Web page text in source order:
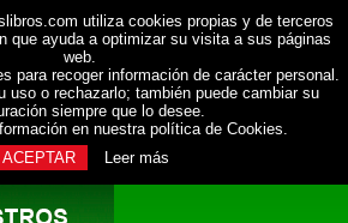
utiliza cookies propias y de terceros
que ayuda a optimizar su visita a sus páginas
web.
para recoger información de carácter personal.
uso o rechazarlo; también puede cambiar su
siempre que lo desee.
en nuestrapolítica de Cookies.
ACEPTAR
Leer más